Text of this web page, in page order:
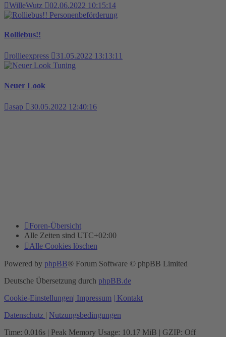
WilleWutz
02.06.2022 10:15:14
Personenbeförderung
Rolliebus!!
rollieexpress
31.05.2022 13:13:11
Tuning
Neuer Look
asap 30.05.2022 12:40:16
Foren-Übersicht
Alle Zeiten sind UTC+02:00
Alle Cookies löschen
Powered by phpBB® Forum Software © phpBB Limited
Deutsche Übersetzung durch phpBB.de
Cookie-Einstellungen| Impressum | Kontakt
Datenschutz | Nutzungsbedingungen
Time: 0.016s | Peak Memory Usage: 10.17 MiB | GZIP: Off